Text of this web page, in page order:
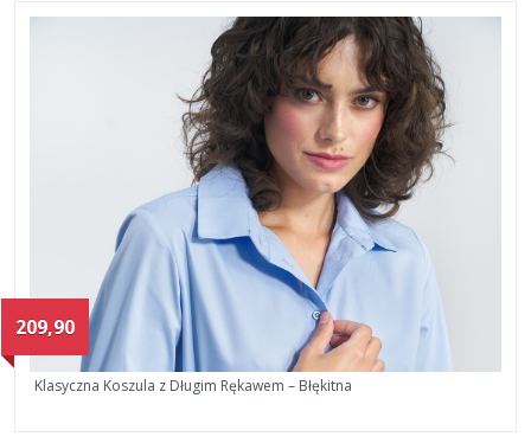
209,90
Klasyczna Koszula z Długim Rękawem – Błękitna